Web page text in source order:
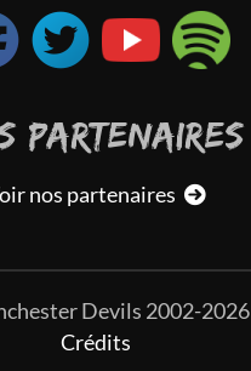
PARTENAIRES
nos partenaires
Devils 2002-2026
Crédits